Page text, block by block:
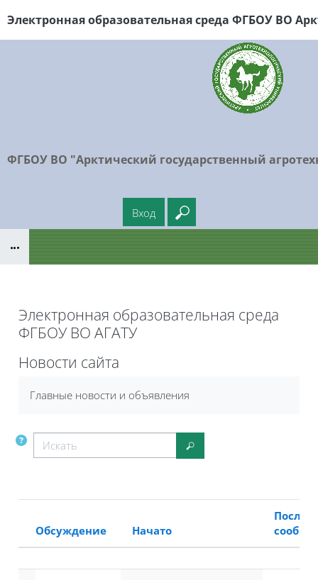
Электронная образовательная среда ФГБОУ ВО
ФГБОУ ВО "Арктический государственный
Введите ваш поисковый
Вход
Электронная образовательная среда
ФГБОУ ВО АГАТУ
Блоки
Новости сайта
Главные новости и объявления
Искать
Искать
Статус
Обсуждение Начато